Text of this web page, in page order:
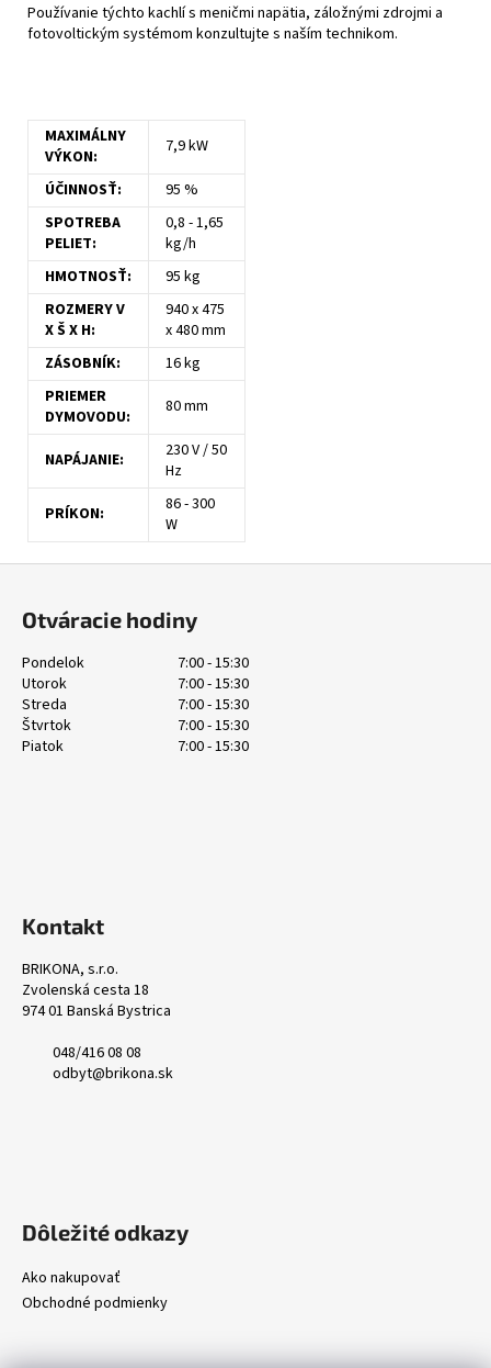
Používanie týchto kachlí s meničmi napätia, záložnými zdrojmi a
fotovoltickým systémom konzultujte s naším technikom.
MAXIMÁLNY
VÝKON:
7,9 kW
ÚČINNOSŤ:
95 %
SPOTREBA
PELIET:
0,8 - 1,65
kg/h
HMOTNOSŤ:
95 kg
ROZMERY V
X Š X H:
940 x 475
x 480 mm
ZÁSOBNÍK:
16 kg
PRIEMER
DYMOVODU:
80 mm
NAPÁJANIE:
230 V / 50
Hz
PRÍKON:
86 - 300
W
Otváracie hodiny
Pondelok
7:00 - 15:30
Utorok
7:00 - 15:30
Streda
7:00 - 15:30
Štvrtok
7:00 - 15:30
Piatok
7:00 - 15:30
Kontakt
BRIKONA, s.r.o.
Zvolenská cesta 18
974 01 Banská Bystrica
048/416 08 08
odbyt@brikona.sk
Dôležité odkazy
Ako nakupovať
Obchodné podmienky